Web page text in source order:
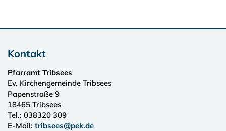
Kontakt
Pfarramt Tribsees
Ev. Kirchengemeinde Tribsees
Papenstraße 9
18465 Tribsees
Tel.: 038320 309
E-Mail: tribsees@pek.de